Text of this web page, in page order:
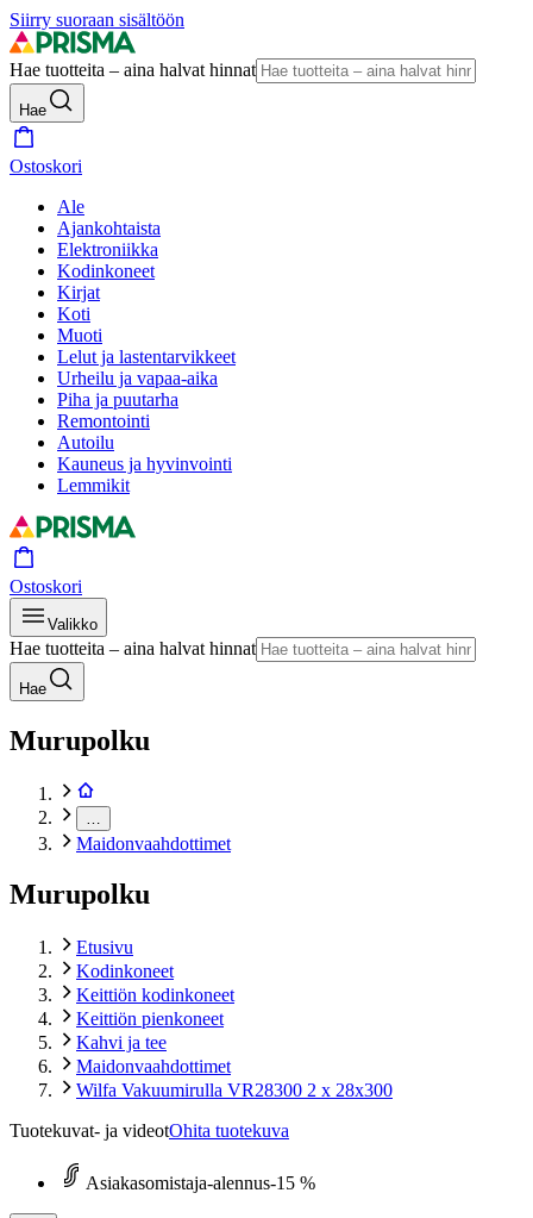
Siirry suoraan sisältöön
Hae tuotteita – aina halvat hinnat
Hae
Ostoskori
Ale
Ajankohtaista
Elektroniikka
Kodinkoneet
Kirjat
Koti
Muoti
Lelut ja lastentarvikkeet
Urheilu ja vapaa-aika
Piha ja puutarha
Remontointi
Autoilu
Kauneus ja hyvinvointi
Lemmikit
Ostoskori
Valikko
Hae tuotteita – aina halvat hinnat
Hae
Murupolku
Maidonvaahdottimet
Murupolku
Etusivu
Kodinkoneet
Keittiön kodinkoneet
Keittiön pienkoneet
Kahvi ja tee
Maidonvaahdottimet
Wilfa Vakuumirulla VR28300 2 x 28x300
Tuotekuvat- ja videotOhita tuotekuva
Asiakasomistaja-alennus-15 %